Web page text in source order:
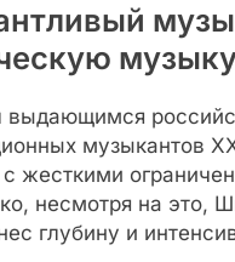
музыкантов
жесткими
несмотря на это,
глубину и